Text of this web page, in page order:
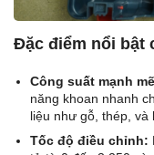
Đặc điểm nổi bật
Công suất mạnh
năng khoan nhanh
liệu như gỗ, thép, và
Tốc độ điều chỉnh: